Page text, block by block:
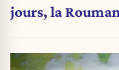
jours, la